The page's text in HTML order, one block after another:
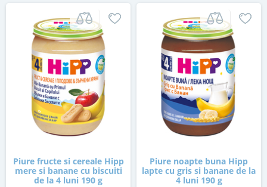
Piure fructe si cereale Hipp
mere si banane cu biscuiti
de la 4 luni 190 g
Piure noapte buna Hipp
lapte cu gris si banane de la
4 luni 190 g